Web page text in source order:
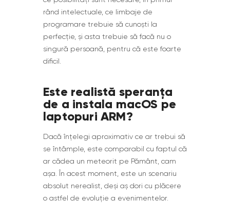
rând intelectuale, ce limbaje de
programare trebuie să cunoști la
perfecție, și asta trebuie să facă nu o
singură persoană, pentru că este foarte
dificil.
Este realistă speranța
de a instala macOS pe
laptopuri ARM?
Dacă înțelegi aproximativ ce ar trebui să
se întâmple, este comparabil cu faptul că
ar cădea un meteorit pe Pământ, cam
așa. În acest moment, este un scenariu
absolut nerealist, deși aș dori cu plăcere
o astfel de evoluție a evenimentelor.